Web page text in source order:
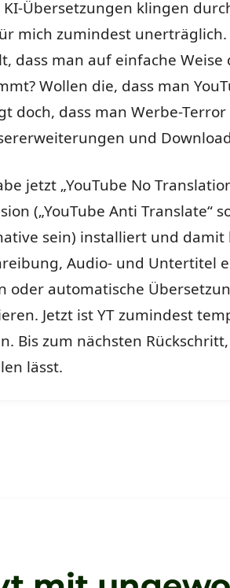
KI-Übersetzungen klingen
mich zumindest
dass man auf einfache
Wollen die, dass man
doch, dass man Werbe-
und
jetzt „YouTube No
(„YouTube Anti Translate“
sein) installiert und
Audio- und Untertitel
oder automatische
Jetzt ist YT zumindest
Bis zum nächsten
lässt.